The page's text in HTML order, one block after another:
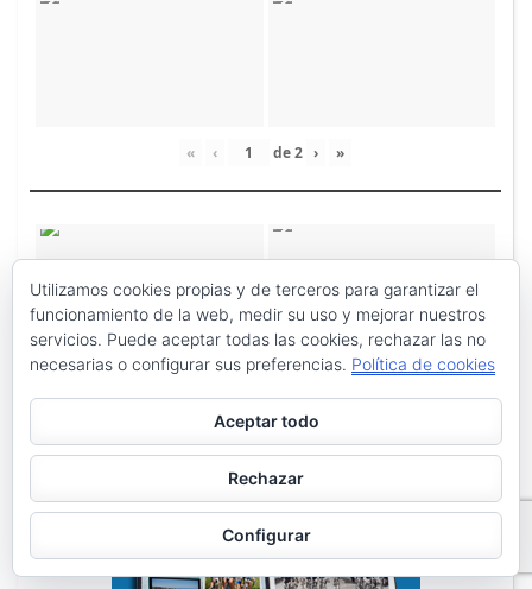
« ‹ de2 › »
Utilizamos cookies propias y de terceros para garantizar el
funcionamiento de la web, medir su uso y mejorar nuestros
servicios. Puede aceptar todas las cookies, rechazar las no
necesarias o configurar sus preferencias. Política de cookies
Aceptar todo
Rechazar
Configurar